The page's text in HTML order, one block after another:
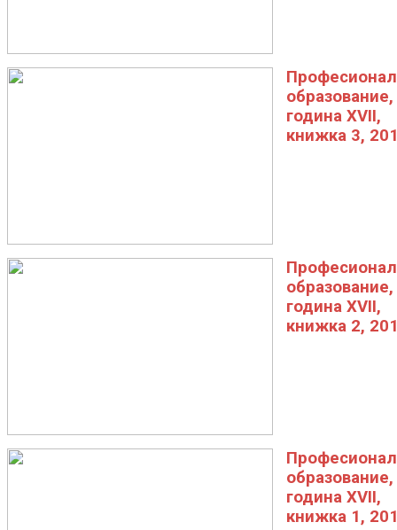
образование,
година XVII,
книжка 3,
образование,
година XVII,
книжка 2,
образование,
година XVII,
книжка 1,